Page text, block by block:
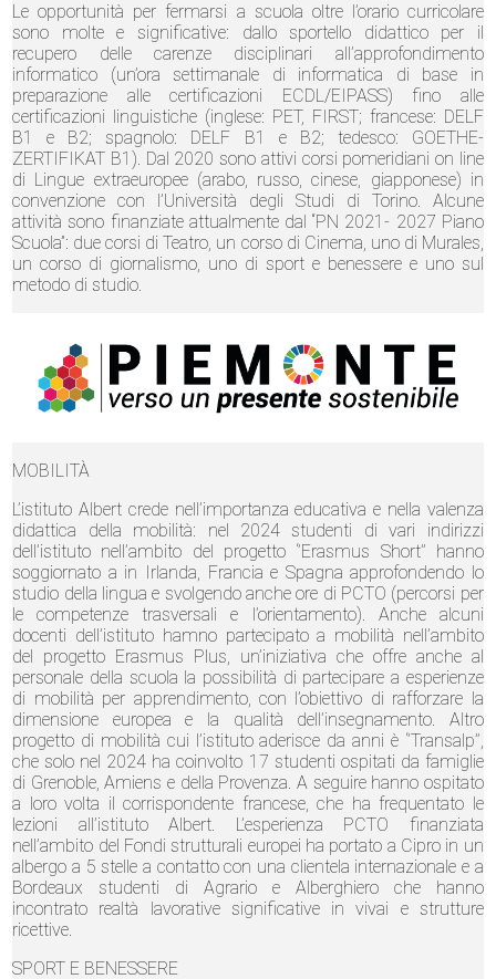
Le opportunità per fermarsi a scuola oltre l’orario curricolare
sono molte e significative: dallo sportello didattico per il
recupero delle carenze disciplinari all’approfondimento
informatico (un’ora settimanale di informatica di base in
preparazione alle certificazioni ECDL/EIPASS) fino alle
certificazioni linguistiche (inglese: PET, FIRST; francese: DELF
B1 e B2; spagnolo: DELF B1 e B2; tedesco: GOETHE-
ZERTIFIKAT B1). Dal 2020 sono attivi corsi pomeridiani on line
di Lingue extraeuropee (arabo, russo, cinese, giapponese) in
convenzione con l’Università degli Studi di Torino. Alcune
attività sono finanziate attualmente dal “PN 2021- 2027 Piano
Scuola”: due corsi di Teatro, un corso di Cinema, uno di Murales,
un corso di giornalismo, uno di sport e benessere e uno sul
metodo di studio.
MOBILITÀ
L’istituto Albert crede nell’importanza educativa e nella valenza
didattica della mobilità: nel 2024 studenti di vari indirizzi
dell’istituto nell’ambito del progetto ‘’Erasmus Short’’ hanno
soggiornato a in Irlanda, Francia e Spagna approfondendo lo
studio della lingua e svolgendo anche ore di PCTO (percorsi per
le competenze trasversali e l’orientamento). Anche alcuni
docenti dell’istituto hamno partecipato a mobilità nell’ambito
del progetto Erasmus Plus, un’iniziativa che offre anche al
personale della scuola la possibilità di partecipare a esperienze
di mobilità per apprendimento, con l’obiettivo di rafforzare la
dimensione europea e la qualità dell’insegnamento. Altro
progetto di mobilità cui l’istituto aderisce da anni è ‘’Transalp’’,
che solo nel 2024 ha coinvolto 17 studenti ospitati da famiglie
di Grenoble, Amiens e della Provenza. A seguire hanno ospitato
a loro volta il corrispondente francese, che ha frequentato le
lezioni all’istituto Albert. L’esperienza PCTO finanziata
nell’ambito del Fondi strutturali europei ha portato a Cipro in un
albergo a 5 stelle a contatto con una clientela internazionale e a
Bordeaux studenti di Agrario e Alberghiero che hanno
incontrato realtà lavorative significative in vivai e strutture
ricettive.
SPORT E BENESSERE